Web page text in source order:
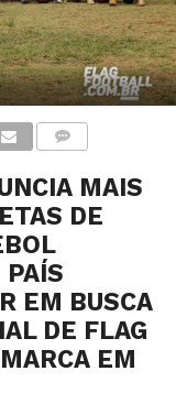
MAIS
DE
PAÍS
EM BUSCA
DE FLAG
EM